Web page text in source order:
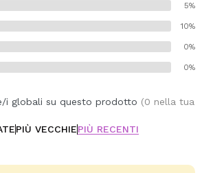
5%
10%
0%
0%
i globali su questo prodotto (0 nella tua
PIÙ VECCHIEPIÙ RECENTI